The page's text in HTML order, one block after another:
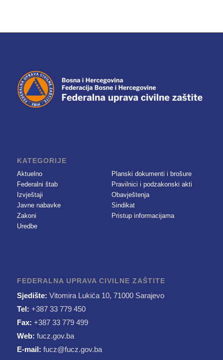
KATEGORIJE
Aktuelno
Federalni štab
Izvještaji
Javne nabavke
Zakoni
Uredbe
Planski dokumenti i brošure
Pravilnici i podzakonski akti
Obavještenja
Sindikat
Pristup informacijama
FEDERALNA UPRAVA CIVILNE ZAŠTITE
Sjedište: Vitomira Lukića 10, 71000 Sarajevo
Tel: +387 33 779 450
Fax: +387 33 779 499
Web: fucz.gov.ba
E-mail: fucz@fucz.gov.ba